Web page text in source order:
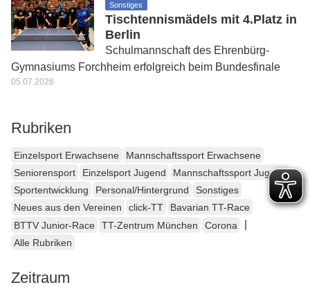
Sonstiges
Tischtennismädels mit 4.Platz in
Berlin
Schulmannschaft des Ehrenbürg-
Gymnasiums Forchheim erfolgreich beim Bundesfinale
05.07.2026
Rubriken
Einzelsport Erwachsene
Mannschaftssport Erwachsene
Seniorensport
Einzelsport Jugend
Mannschaftssport Jugend
Sportentwicklung
Personal/Hintergrund
Sonstiges
Neues aus den Vereinen
click-TT
Bavarian TT-Race
BTTV Junior-Race
TT-Zentrum München Corona
Alle Rubriken
Zeitraum